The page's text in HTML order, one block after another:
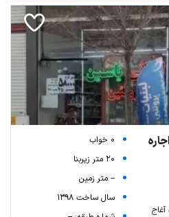
0 خواب
20 متر زیربنا
-- متر زمین
سال ساخت 1398